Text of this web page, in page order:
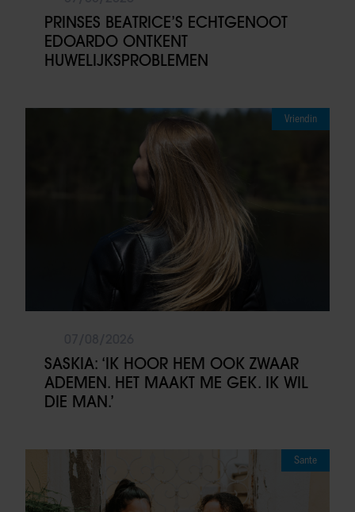
PRINSES BEATRICE’S ECHTGENOOT
EDOARDO ONTKENT
HUWELIJKSPROBLEMEN
Vriendin
SASKIA: ‘IK HOOR HEM OOK ZWAAR
ADEMEN. HET MAAKT ME GEK. IK WIL
DIE MAN.’
Sante